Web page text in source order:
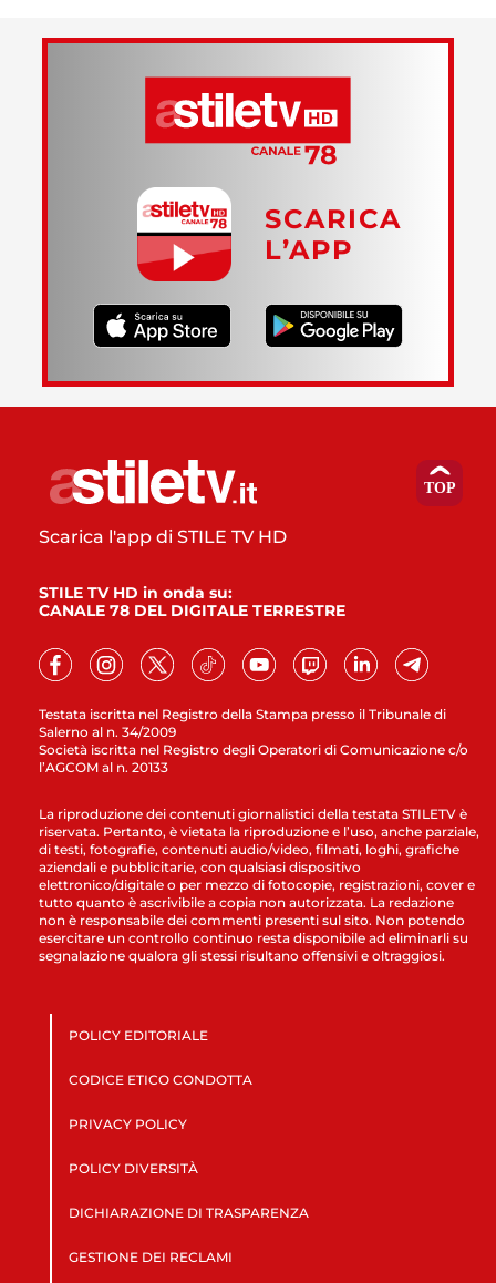
SCARICA
L’APP
Testata iscritta nel Registro della Stampa presso il Tribunale di
Salerno al n. 34/2009
Società iscritta nel Registro degli Operatori di Comunicazione c/o
l’AGCOM al n. 20133
Scarica l'app di STILE TV HD
STILE TV HD in onda su:
CANALE 78 DEL DIGITALE TERRESTRE
La riproduzione dei contenuti giornalistici della testata STILETV è
riservata. Pertanto, è vietata la riproduzione e l’uso, anche parziale,
di testi, fotografie, contenuti audio/video, filmati, loghi, grafiche
aziendali e pubblicitarie, con qualsiasi dispositivo
elettronico/digitale o per mezzo di fotocopie, registrazioni, cover e
tutto quanto è ascrivibile a copia non autorizzata. La redazione
non è responsabile dei commenti presenti sul sito. Non potendo
esercitare un controllo continuo resta disponibile ad eliminarli su
segnalazione qualora gli stessi risultano offensivi e oltraggiosi.
POLICY EDITORIALE
CODICE ETICO CONDOTTA
PRIVACY POLICY
POLICY DIVERSITÀ
DICHIARAZIONE DI TRASPARENZA
GESTIONE DEI RECLAMI